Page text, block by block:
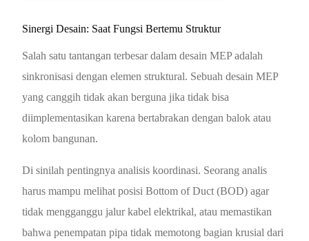
Sinergi Desain: Saat Fungsi Bertemu Struktur
Salah satu tantangan terbesar dalam desain MEP adalah
sinkronisasi dengan elemen struktural. Sebuah desain MEP
yang canggih tidak akan berguna jika tidak bisa
diimplementasikan karena bertabrakan dengan balok atau
kolom bangunan.
Di sinilah pentingnya analisis koordinasi. Seorang analis
harus mampu melihat posisi Bottom of Duct (BOD) agar
tidak mengganggu jalur kabel elektrikal, atau memastikan
bahwa penempatan pipa tidak memotong bagian krusial dari